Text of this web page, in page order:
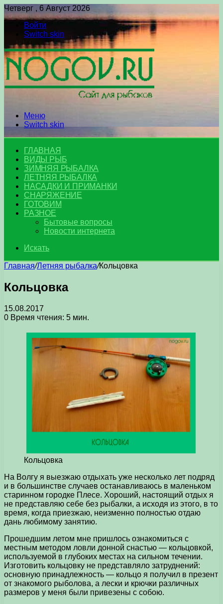
Четверг , 6 Август 2026
Войти
Switch skin
Меню
Switch skin
ГЛАВНАЯ
ВИДЫ РЫБ
ЗИМНЯЯ РЫБАЛКА
ЛЕТНЯЯ РЫБАЛКА
НАСАДКИ И ПРИМАНКИ
СНАРЯЖЕНИЕ
ГОТОВИМ
РАЗНОЕ
Бытовые вопросы
Новости интернета
Искать
Главная/Летняя рыбалка/Кольцовка
Кольцовка
15.08.2017
0 Время чтения: 5 мин.
Кольцовка
На Волгу я выезжаю отдыхать уже несколько лет подряд
и в большинстве случаев останавливаюсь в маленьком
старинном городке Плесе. Хороший, настоящий отдых я
не представляю себе без рыбалки, а исходя из этого, в то
время, когда приезжаю, неизменно полностью отдаю
дань любимому занятию.
Прошедшим летом мне пришлось ознакомиться с
местным методом ловли донной снастью — кольцовкой,
используемой в глубоких местах на сильном течении.
Изготовить кольцовку не представляло затруднений:
основную принадлежность — кольцо я получил в презент
от знакомого рыболова, а лески и крючки различных
размеров у меня были привезены с собою.